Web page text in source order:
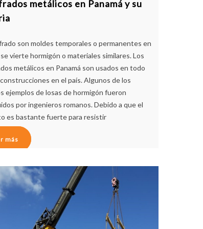
metálicos en Panamá y su
son moldes temporales o permanentes en
vierte hormigón o materiales similares. Los
metálicos en Panamá son usados en todo
en el país. Algunos de los
ejemplos de losas de hormigón fueron
por ingenieros romanos. Debido a que el
es bastante fuerte para resistir
más